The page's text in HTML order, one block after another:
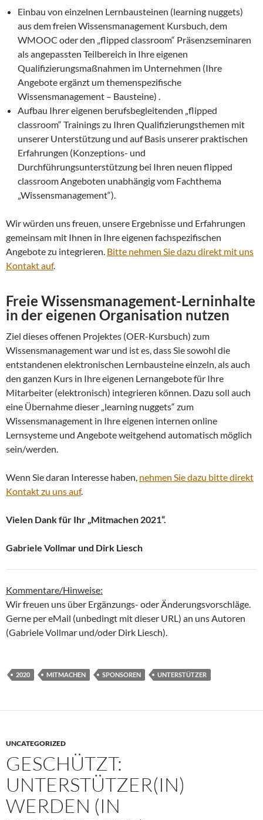
Einbau von einzelnen Lernbausteinen (learning nuggets)
aus dem freien Wissensmanagement Kursbuch, dem
WMOOC oder den „flipped classroom“ Präsenzseminaren
als angepassten Teilbereich in Ihre eigenen
Qualifizierungsmaßnahmen im Unternehmen (Ihre
Angebote ergänzt um themenspezifische
Wissensmanagement – Bausteine) .
Aufbau Ihrer eigenen berufsbegleitenden „flipped
classroom“ Trainings zu Ihren Qualifizierungsthemen mit
unserer Unterstützung und auf Basis unserer praktischen
Erfahrungen (Konzeptions- und
Durchführungsunterstützung bei Ihren neuen flipped
classroom Angeboten unabhängig vom Fachthema
„Wissensmanagement“).
Wir würden uns freuen, unsere Ergebnisse und Erfahrungen
gemeinsam mit Ihnen in Ihre eigenen fachspezifischen
Angebote zu integrieren. Bitte nehmen Sie dazu direkt mit uns
Kontakt auf.
Freie Wissensmanagement-Lerninhalte
in der eigenen Organisation nutzen
Ziel dieses offenen Projektes (OER-Kursbuch) zum
Wissensmanagement war und ist es, dass Sie sowohl die
entstandenen elektronischen Lernbausteine einzeln, als auch
den ganzen Kurs in Ihre eigenen Lernangebote für Ihre
Mitarbeiter (elektronisch) integrieren können. Dazu soll auch
eine Übernahme dieser „learning nuggets“ zum
Wissensmanagement in Ihre eigenen internen online
Lernsysteme und Angebote weitgehend automatisch möglich
sein/werden.
Wenn Sie daran Interesse haben, nehmen Sie dazu bitte direkt
Kontakt zu uns auf.
Vielen Dank für Ihr „Mitmachen 2021“.
Gabriele Vollmar und Dirk Liesch
Kommentare/Hinweise:
Wir freuen uns über Ergänzungs- oder Änderungsvorschläge.
Gerne per eMail (unbedingt mit dieser URL) an uns Autoren
(Gabriele Vollmar und/oder Dirk Liesch).
2020 MITMACHEN SPONSOREN UNTERSTÜTZER
UNCATEGORIZED
GESCHÜTZT:
UNTERSTÜTZER(IN)
WERDEN (IN